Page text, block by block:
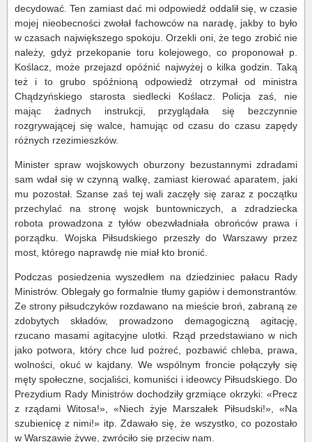
decydować. Ten zamiast dać mi odpowiedź oddalił się, w czasie
mojej nieobecności zwołał fachowców na naradę, jakby to było
w czasach największego spokoju. Orzekli oni, że tego zrobić nie
należy, gdyż przekopanie toru kolejowego, co proponował p.
Koślacz, może przejazd opóźnić najwyżej o kilka godzin. Taką
też i to grubo spóźnioną odpowiedź otrzymał od ministra
Chądzyńskiego starosta siedlecki Koślacz. Policja zaś, nie
mając żadnych instrukcji, przyglądała się bezczynnie
rozgrywającej się walce, hamując od czasu do czasu zapędy
różnych rzezimieszków.
Minister spraw wojskowych oburzony bezustannymi zdradami
sam wdał się w czynną walkę, zamiast kierować aparatem, jaki
mu pozostał. Szanse zaś tej wali zaczęły się zaraz z początku
przechylać na stronę wojsk buntowniczych, a zdradziecka
robota prowadzona z tyłów obezwładniała obrońców prawa i
porządku. Wojska Piłsudskiego przeszły do Warszawy przez
most, którego naprawdę nie miał kto bronić.
Podczas posiedzenia wyszedłem na dziedziniec pałacu Rady
Ministrów. Oblegały go formalnie tłumy gapiów i demonstrantów.
Ze strony piłsudczyków rozdawano na mieście broń, zabraną ze
zdobytych składów, prowadzono demagogiczną agitację,
rzucano masami agitacyjne ulotki. Rząd przedstawiano w nich
jako potwora, który chce lud pożreć, pozbawić chleba, prawa,
wolności, okuć w kajdany. We wspólnym froncie połączyły się
męty społeczne, socjaliści, komuniści i ideowcy Piłsudskiego. Do
Prezydium Rady Ministrów dochodziły grzmiące okrzyki: «Precz
z rządami Witosa!», «Niech żyje Marszałek Piłsudski!», «Na
szubienicę z nimi!» itp. Zdawało się, że wszystko, co pozostało
w Warszawie żywe, zwróciło się przeciw nam.